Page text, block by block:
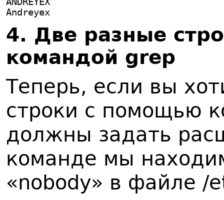
Andreyex
4. Две разные
командой grep
Теперь, если вы
строки с помощью
должны задать
команде мы
«nobody» в файле /